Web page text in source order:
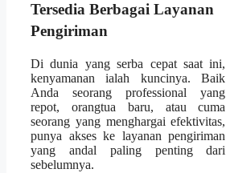
Tersedia Berbagai Layanan
Pengiriman
Di dunia yang serba cepat saat ini,
kenyamanan ialah kuncinya. Baik
Anda seorang professional yang
repot, orangtua baru, atau cuma
seorang yang menghargai efektivitas,
punya akses ke layanan pengiriman
yang andal paling penting dari
sebelumnya.